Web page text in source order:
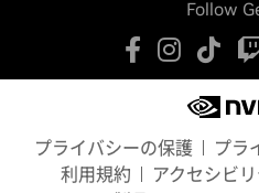
Follow
プライバシーの保護
プラ
利用規約
アクセシビリ